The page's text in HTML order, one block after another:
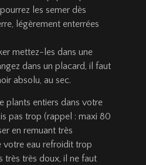
les semer dès
légèrement enterrées
mettez-les dans une
dans un placard, il faut
absolu, au sec.
plants entiers dans votre
pas trop (rappel : maxi 80
en remuant très
votre eau refroidit trop
très très doux, il ne faut